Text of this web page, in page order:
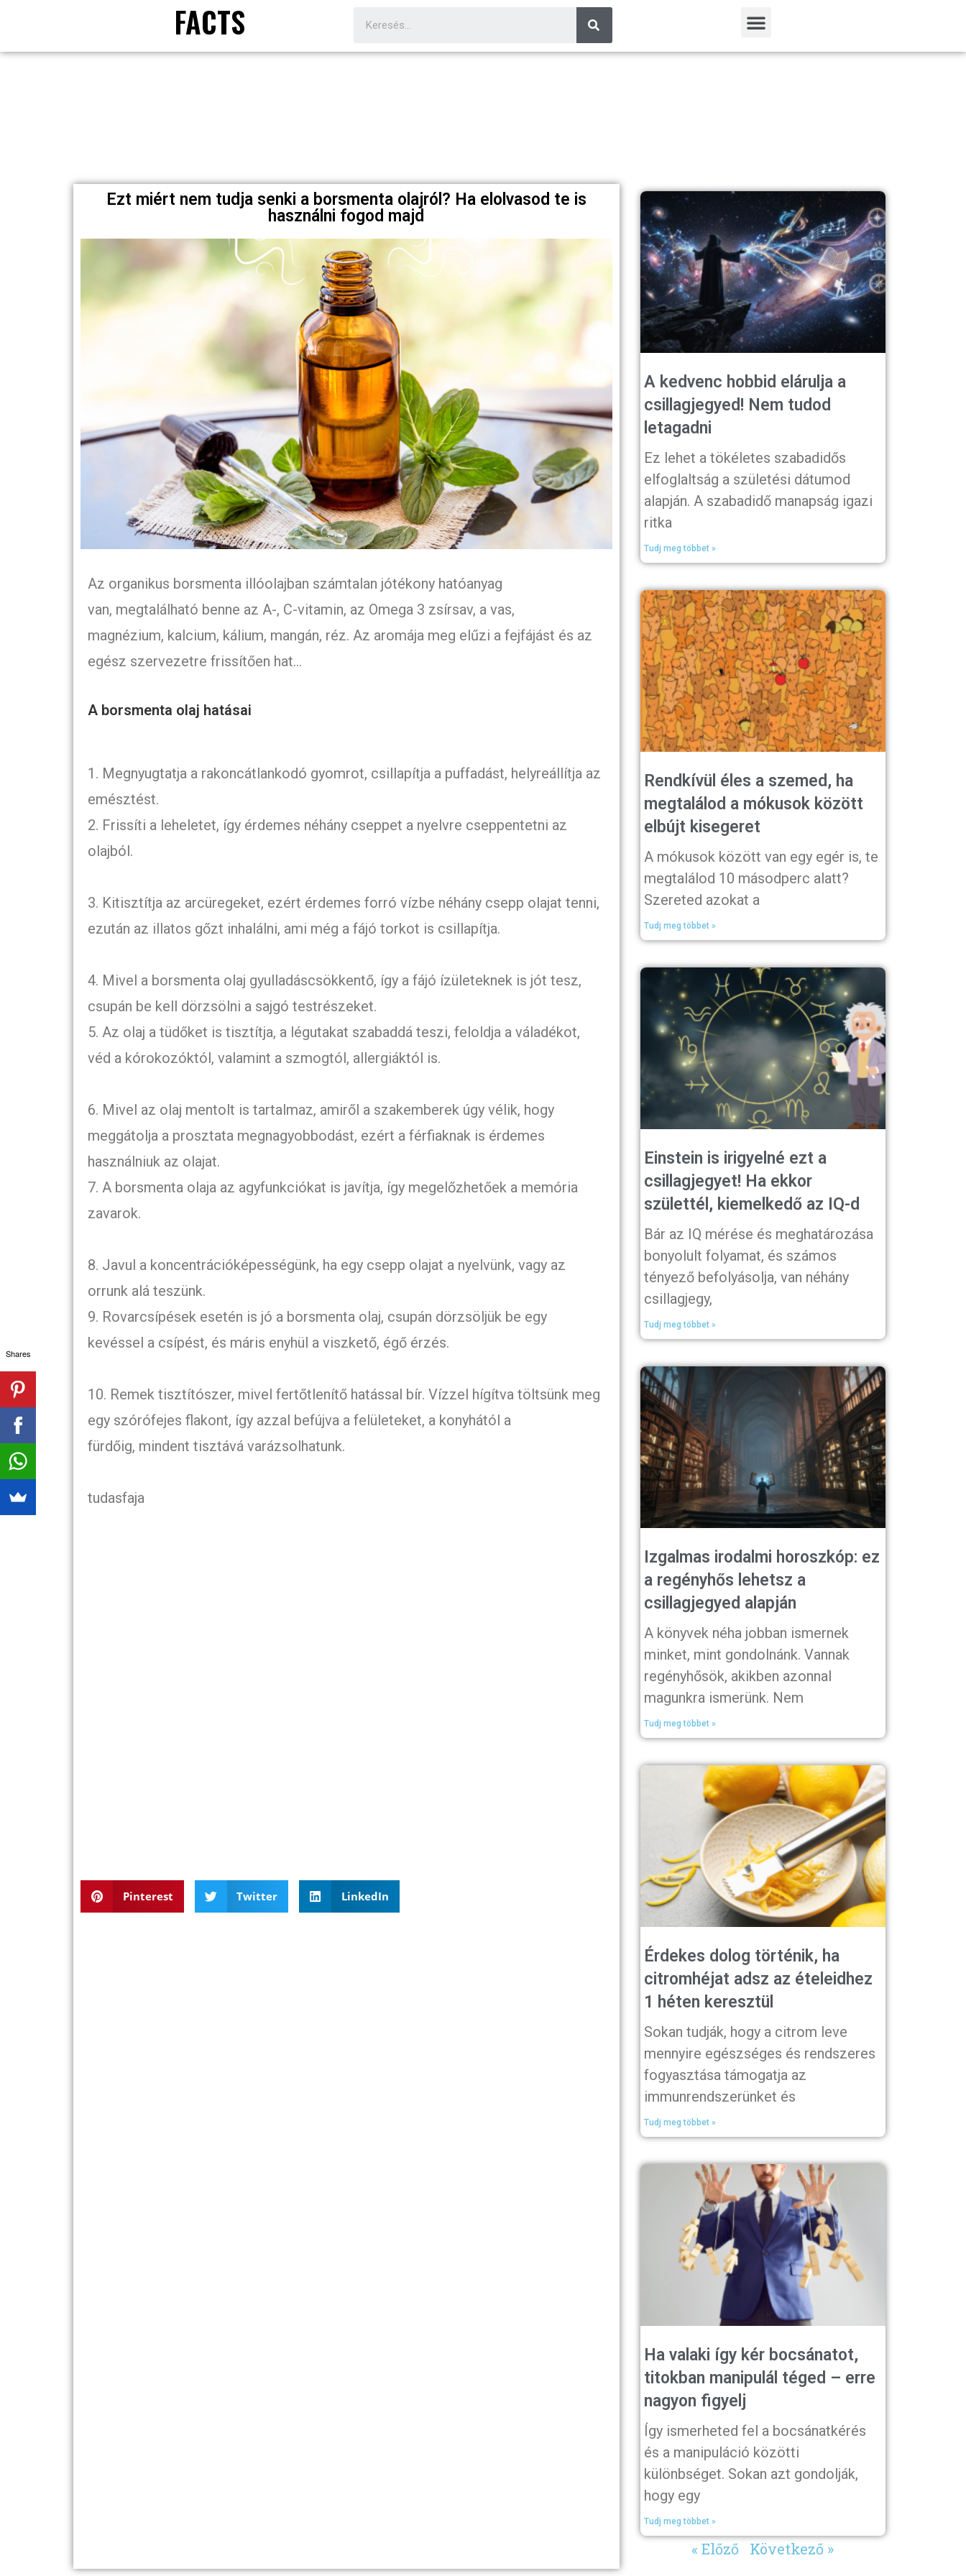
FACTS
Ezt miért nem tudja senki a borsmenta olajról? Ha elolvasod te is
használni fogod majd
Az organikus borsmenta illóolajban számtalan jótékony hatóanyag
van, megtalálható benne az A-, C-vitamin, az Omega 3 zsírsav, a vas,
magnézium, kalcium, kálium, mangán, réz. Az aromája meg elűzi a fejfájást és az
egész szervezetre frissítően hat…
A borsmenta olaj hatásai
1. Megnyugtatja a rakoncátlankodó gyomrot, csillapítja a puffadást, helyreállítja az
emésztést.
2. Frissíti a leheletet, így érdemes néhány cseppet a nyelvre cseppentetni az
olajból.
3. Kitisztítja az arcüregeket, ezért érdemes forró vízbe néhány csepp olajat tenni,
ezután az illatos gőzt inhalálni, ami még a fájó torkot is csillapítja.
4. Mivel a borsmenta olaj gyulladáscsökkentő, így a fájó ízületeknek is jót tesz,
csupán be kell dörzsölni a sajgó testrészeket.
5. Az olaj a tüdőket is tisztítja, a légutakat szabaddá teszi, feloldja a váladékot,
véd a kórokozóktól, valamint a szmogtól, allergiáktól is.
6. Mivel az olaj mentolt is tartalmaz, amiről a szakemberek úgy vélik, hogy
meggátolja a prosztata megnagyobbodást, ezért a férfiaknak is érdemes
használniuk az olajat.
7. A borsmenta olaja az agyfunkciókat is javítja, így megelőzhetőek a memória
zavarok.
8. Javul a koncentrációképességünk, ha egy csepp olajat a nyelvünk, vagy az
orrunk alá teszünk.
9. Rovarcsípések esetén is jó a borsmenta olaj, csupán dörzsöljük be egy
kevéssel a csípést, és máris enyhül a viszkető, égő érzés.
10. Remek tisztítószer, mivel fertőtlenítő hatással bír. Vízzel hígítva töltsünk meg
egy szórófejes flakont, így azzal befújva a felületeket, a konyhától a
fürdőig, mindent tisztává varázsolhatunk.
tudasfaja
Pinterest Twitter LinkedIn
A kedvenc hobbid elárulja a
csillagjegyed! Nem tudod
letagadni
Ez lehet a tökéletes szabadidős
elfoglaltság a születési dátumod
alapján. A szabadidő manapság igazi
ritka
Tudj meg többet »
Rendkívül éles a szemed, ha
megtalálod a mókusok között
elbújt kisegeret
A mókusok között van egy egér is, te
megtalálod 10 másodperc alatt?
Szereted azokat a
Tudj meg többet »
Einstein is irigyelné ezt a
csillagjegyet! Ha ekkor
születtél, kiemelkedő az IQ-d
Bár az IQ mérése és meghatározása
bonyolult folyamat, és számos
tényező befolyásolja, van néhány
csillagjegy,
Tudj meg többet »
Izgalmas irodalmi horoszkóp: ez
a regényhős lehetsz a
csillagjegyed alapján
A könyvek néha jobban ismernek
minket, mint gondolnánk. Vannak
regényhősök, akikben azonnal
magunkra ismerünk. Nem
Tudj meg többet »
Érdekes dolog történik, ha
citromhéjat adsz az ételeidhez
1 héten keresztül
Sokan tudják, hogy a citrom leve
mennyire egészséges és rendszeres
fogyasztása támogatja az
immunrendszerünket és
Tudj meg többet »
Ha valaki így kér bocsánatot,
titokban manipulál téged – erre
nagyon figyelj
Így ismerheted fel a bocsánatkérés
és a manipuláció közötti
különbséget. Sokan azt gondolják,
hogy egy
Tudj meg többet »
« Előző Következő »
Shares